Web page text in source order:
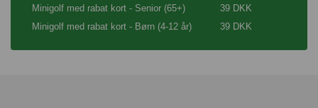
Minigolf med rabat kort - Senior (65+)
39 DKK
Minigolf med rabat kort - Børn (4-12 år)
39 DKK